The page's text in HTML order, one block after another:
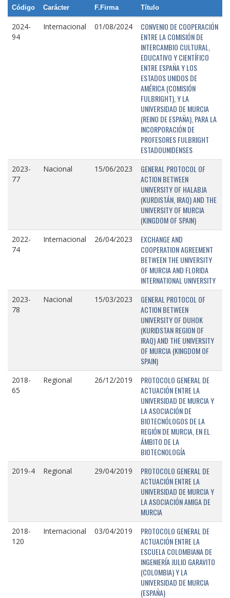
Código Carácter F.Firma Título
2024-
94
Internacional 01/08/2024
CONVENIO DE COOPERACIÓN
ENTRE LA COMISIÓN DE
INTERCAMBIO CULTURAL,
EDUCATIVO Y CIENTÍFICO
ENTRE ESPAÑA Y LOS
ESTADOS UNIDOS DE
AMÉRICA (COMISIÓN
FULBRIGHT), Y LA
UNIVERSIDAD DE MURCIA
(REINO DE ESPAÑA), PARA LA
INCORPORACIÓN DE
PROFESORES FULBRIGHT
ESTADOUNIDENSES
2023-
77
Nacional 15/06/2023
GENERAL PROTOCOL OF
ACTION BETWEEN
UNIVERSITY OF HALABJA
(KURDISTÁN, IRAQ) AND THE
UNIVERSITY OF MURCIA
(KINGDOM OF SPAIN)
2022-
74
Internacional 26/04/2023
EXCHANGE AND
COOPERATION AGREEMENT
BETWEEN THE UNIVERSITY
OF MURCIA AND FLORIDA
INTERNATIONAL UNIVERSITY
2023-
78
Nacional 15/03/2023
GENERAL PROTOCOL OF
ACTION BETWEEN
UNIVERSITY OF DUHOK
(KURIDSTAN REGION OF
IRAQ) AND THE UNIVERSITY
OF MURCIA (KINGDOM OF
SPAIN)
2018-
65
Regional 26/12/2019
PROTOCOLO GENERAL DE
ACTUACIÓN ENTRE LA
UNIVERSIDAD DE MURCIA Y
LA ASOCIACIÓN DE
BIOTECNÓLOGOS DE LA
REGIÓN DE MURCIA, EN EL
ÁMBITO DE LA
BIOTECNOLOGÍA
2019-4 Regional 29/04/2019
PROTOCOLO GENERAL DE
ACTUACIÓN ENTRE LA
UNIVERSIDAD DE MURCIA Y
LA ASOCIACIÓN AMIGA DE
MURCIA
2018-
120
Internacional 03/04/2019
PROTOCOLO GENERAL DE
ACTUACIÓN ENTRE LA
ESCUELA COLOMBIANA DE
INGENIERÍA JULIO GARAVITO
(COLOMBIA) Y LA
UNIVERSIDAD DE MURCIA
(ESPAÑA)